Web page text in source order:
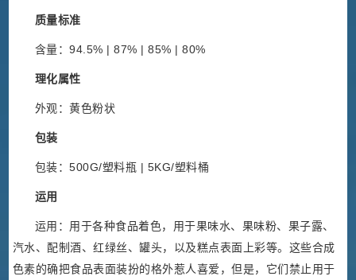
质量标准
含量：94.5% | 87% | 85% | 80%
理化属性
外观：黄色粉状
包装
包装：500G/塑料瓶 | 5KG/塑料桶
运用
运用：用于各种食品着色，用于果味水、果味粉、果子露、
汽水、配制酒、红绿丝、罐头，以及糕点表面上彩等。这些合成
色素的确把食品表面装扮的格外惹人喜爱，但是，它们禁止用于